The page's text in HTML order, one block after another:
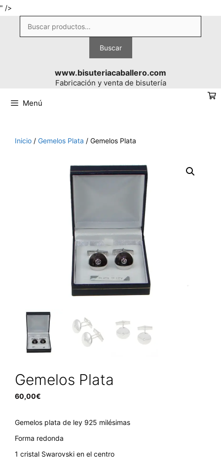
" />
contenido
Buscar
por:
Buscar
www.bisuteriacaballero.com
Fabricación y venta de bisutería
Menú
Inicio / Gemelos Plata / Gemelos Plata
Gemelos Plata
60,00€
Gemelos plata de ley 925 milésimas
Forma redonda
1 cristal Swarovski en el centro